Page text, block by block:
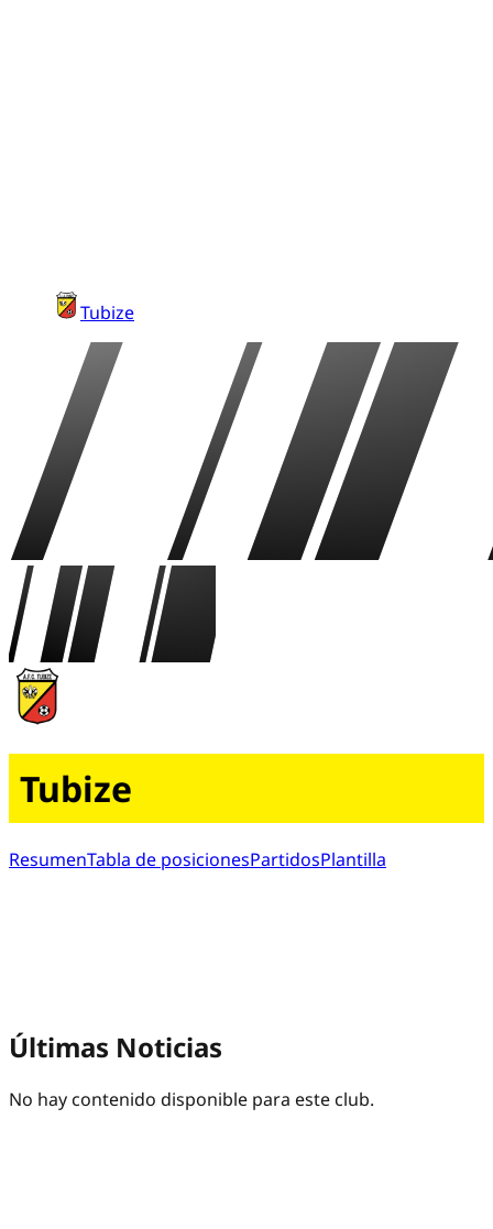
Tubize
Tubize
ResumenTabla de posicionesPartidosPlantilla
Últimas Noticias
No hay contenido disponible para este club.